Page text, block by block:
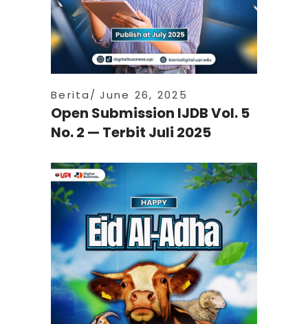
Berita June 26, 2025
Open Submission IJDB Vol. 5
No. 2 — Terbit Juli 2025